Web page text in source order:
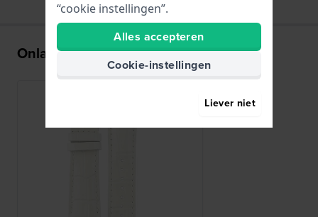
Onlangs bekeken
“cookie instellingen”.
Alles accepteren
Cookie-instellingen
Liever niet